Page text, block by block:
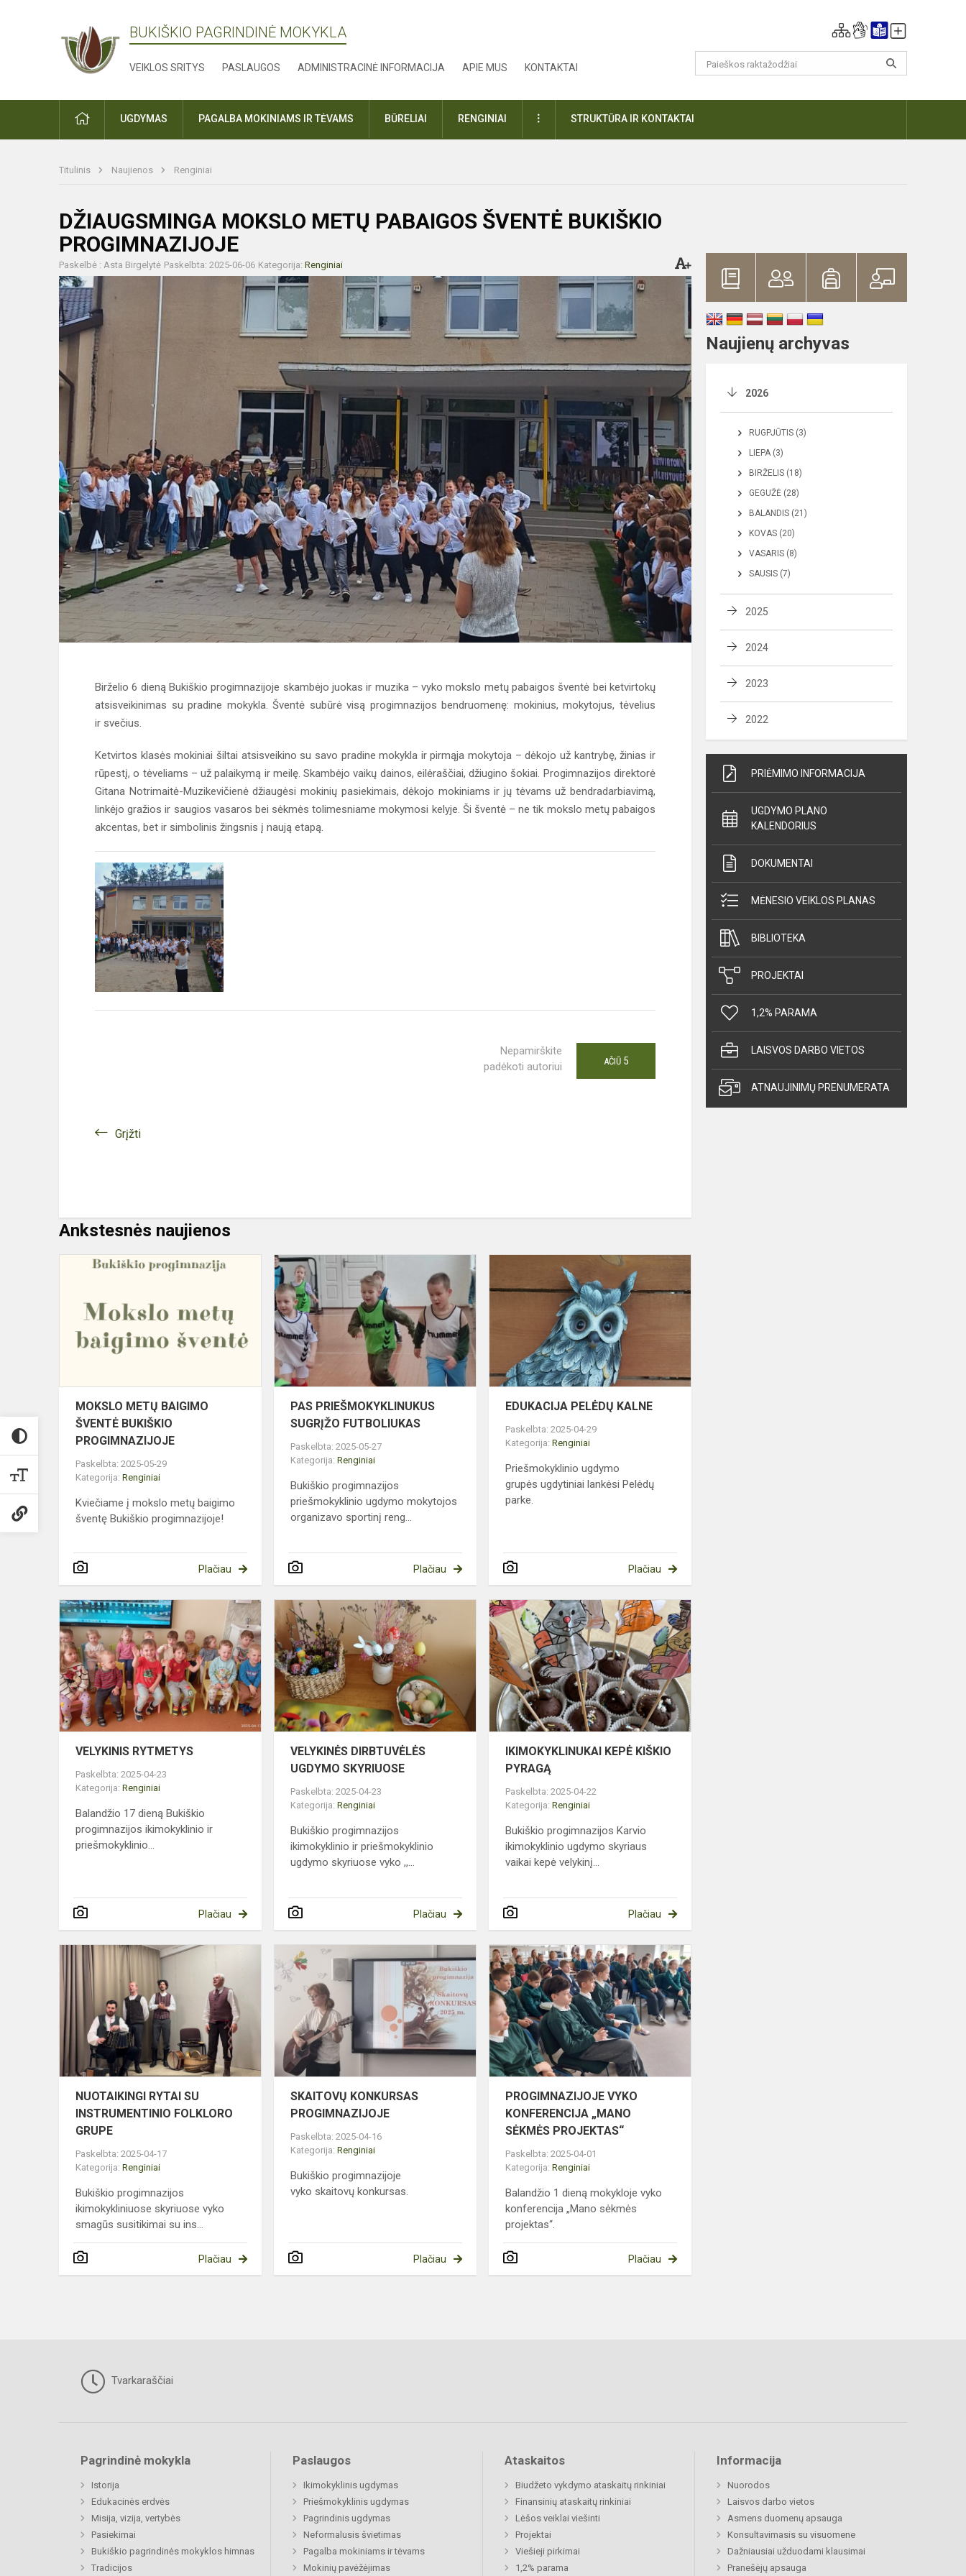
BUKIŠKIO PAGRINDINĖ MOKYKLA
VEIKLOS SRITYS PASLAUGOS ADMINISTRACINĖ INFORMACIJA APIE MUS KONTAKTAI
PRADŽIAUGDYMAS PAGALBA MOKINIAMS IR TĖVAMS BŪRELIAI RENGINIAI DAUGIAUSTRUKTŪRA IR KONTAKTAI
Titulinis Naujienos Renginiai
DŽIAUGSMINGA MOKSLO METŲ PABAIGOS ŠVENTĖ BUKIŠKIO
PROGIMNAZIJOJE
Paskelbė : Asta Birgelytė Paskelbta: 2025-06-06 Kategorija: Renginiai
Birželio 6 dieną Bukiškio progimnazijoje skambėjo juokas ir muzika – vyko mokslo metų pabaigos šventė bei ketvirtokų
atsisveikinimas su pradine mokykla. Šventė subūrė visą progimnazijos bendruomenę: mokinius, mokytojus, tėvelius
ir svečius.
Ketvirtos klasės mokiniai šiltai atsisveikino su savo pradine mokykla ir pirmąja mokytoja – dėkojo už kantrybę, žinias ir
rūpestį, o tėveliams – už palaikymą ir meilę. Skambėjo vaikų dainos, eilėraščiai, džiugino šokiai. Progimnazijos direktorė
Gitana Notrimaitė-Muzikevičienė džiaugėsi mokinių pasiekimais, dėkojo mokiniams ir jų tėvams už bendradarbiavimą,
linkėjo gražios ir saugios vasaros bei sėkmės tolimesniame mokymosi kelyje. Ši šventė – ne tik mokslo metų pabaigos
akcentas, bet ir simbolinis žingsnis į naują etapą.
Nepamirškite
padėkoti autoriui
AČIŪ 5
Grįžti
Ankstesnės naujienos
MOKSLO
METŲ
BAIGIMO
ŠVENTĖ
BUKIŠKIO
PROGIMNAZIJOJE
MOKSLO METŲ BAIGIMO
ŠVENTĖ BUKIŠKIO
PROGIMNAZIJOJE
Paskelbta: 2025-05-29
Kategorija: Renginiai
Kviečiame į mokslo metų baigimo
šventę Bukiškio progimnazijoje!
Plačiau
PAS
PRIEŠMOKYKLINUKUS
SUGRĮŽO
FUTBOLIUKAS
PAS PRIEŠMOKYKLINUKUS
SUGRĮŽO FUTBOLIUKAS
Paskelbta: 2025-05-27
Kategorija:Renginiai
Bukiškio progimnazijos
priešmokyklinio ugdymo mokytojos
organizavo sportinį reng...
Plačiau
KALNE
EDUKACIJA PELĖDŲ KALNE
Paskelbta: 2025-04-29
Kategorija:Renginiai
Priešmokyklinio ugdymo
grupės ugdytiniai lankėsi Pelėdų
parke.
Plačiau
VELYKINIS
RYTMETYS
VELYKINIS RYTMETYS
Paskelbta: 2025-04-23
Kategorija: Renginiai
Balandžio 17 dieną Bukiškio
progimnazijos ikimokyklinio ir
priešmokyklinio...
Plačiau
VELYKINĖS
DIRBTUVĖLĖS
UGDYMO
SKYRIUOSE
VELYKINĖS DIRBTUVĖLĖS
UGDYMO SKYRIUOSE
Paskelbta: 2025-04-23
Kategorija:Renginiai
Bukiškio progimnazijos
ikimokyklinio ir priešmokyklinio
ugdymo skyriuose vyko ,,...
Plačiau
IKIMOKYKLINUKAI
KEPĖ
KIŠKIO
PYRAGĄ
IKIMOKYKLINUKAI KEPĖ KIŠKIO
PYRAGĄ
Paskelbta: 2025-04-22
Kategorija:Renginiai
Bukiškio progimnazijos Karvio
ikimokyklinio ugdymo skyriaus
vaikai kepė velykinį...
Plačiau
NUOTAIKINGI
RYTAI
SU
INSTRUMENTINIO
FOLKLORO
GRUPE
NUOTAIKINGI RYTAI SU
INSTRUMENTINIO FOLKLORO
GRUPE
Paskelbta: 2025-04-17
Kategorija: Renginiai
Bukiškio progimnazijos
ikimokykliniuose skyriuose vyko
smagūs susitikimai su ins...
Plačiau
SKAITOVŲ
KONKURSAS
PROGIMNAZIJOJE
SKAITOVŲ KONKURSAS
PROGIMNAZIJOJE
Paskelbta: 2025-04-16
Kategorija:Renginiai
Bukiškio progimnazijoje
vyko skaitovų konkursas.
Plačiau
VYKO
KONFERENCIJA
„MANO
SĖKMĖS
PROGIMNAZIJOJE VYKO
KONFERENCIJA „MANO
SĖKMĖS PROJEKTAS“
Paskelbta: 2025-04-01
Kategorija:Renginiai
Balandžio 1 dieną mokykloje vyko
konferencija „Mano sėkmės
projektas“.
Plačiau
Naujienų archyvas
2026
RUGPJŪTIS (3)
LIEPA (3)
BIRŽELIS (18)
GEGUŽĖ (28)
BALANDIS (21)
KOVAS (20)
VASARIS (8)
SAUSIS (7)
2025
2024
2023
2022
PRIĖMIMO INFORMACIJA
UGDYMO PLANO
KALENDORIUS
DOKUMENTAI
MĖNESIO VEIKLOS PLANAS
BIBLIOTEKA
PROJEKTAI
1,2% PARAMA
LAISVOS DARBO VIETOS
ATNAUJINIMŲ PRENUMERATA
Tvarkaraščiai
Pagrindinė mokykla
Istorija
Edukacinės erdvės
Misija, vizija, vertybės
Pasiekimai
Bukiškio pagrindinės mokyklos himnas
Tradicijos
Paslaugos
Ikimokyklinis ugdymas
Priešmokyklinis ugdymas
Pagrindinis ugdymas
Neformalusis švietimas
Pagalba mokiniams ir tėvams
Mokinių pavėžėjimas
Ataskaitos
Biudžeto vykdymo ataskaitų rinkiniai
Finansinių ataskaitų rinkiniai
Lėšos veiklai viešinti
Projektai
Viešieji pirkimai
1,2% parama
Informacija
Nuorodos
Laisvos darbo vietos
Asmens duomenų apsauga
Konsultavimasis su visuomene
Dažniausiai užduodami klausimai
Pranešėjų apsauga